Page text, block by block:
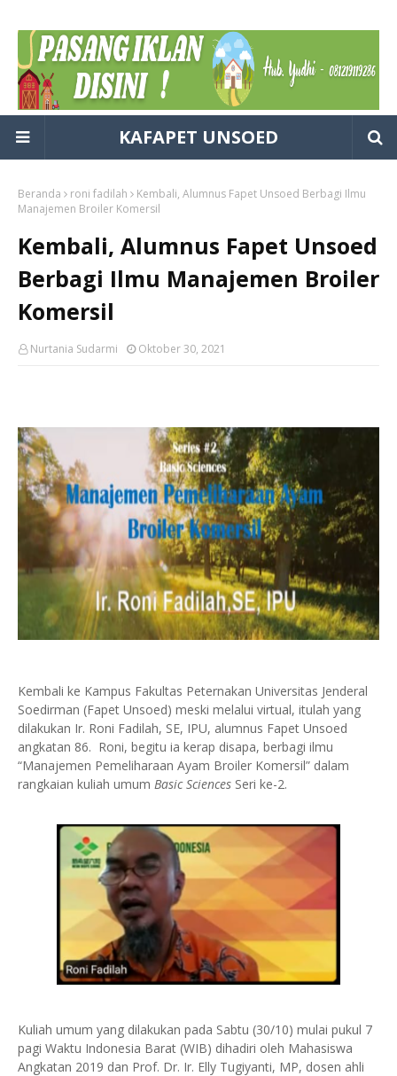
KAFAPET UNSOED
Beranda roni fadilah
Kembali, Alumnus Fapet Unsoed Berbagi Ilmu
Manajemen Broiler Komersil
Kembali, Alumnus Fapet Unsoed
Berbagi Ilmu Manajemen Broiler
Komersil
Nurtania Sudarmi Oktober 30, 2021
Kembali ke Kampus Fakultas Peternakan Universitas Jenderal
Soedirman (Fapet Unsoed) meski melalui virtual, itulah yang
dilakukan Ir. Roni Fadilah, SE, IPU, alumnus Fapet Unsoed
angkatan 86. Roni, begitu ia kerap disapa, berbagi ilmu
“Manajemen Pemeliharaan Ayam Broiler Komersil” dalam
rangkaian kuliah umum Basic Sciences Seri ke-2.
Kuliah umum yang dilakukan pada Sabtu (30/10) mulai pukul 7
pagi Waktu Indonesia Barat (WIB) dihadiri oleh Mahasiswa
Angkatan 2019 dan Prof. Dr. Ir. Elly Tugiyanti, MP, dosen ahli